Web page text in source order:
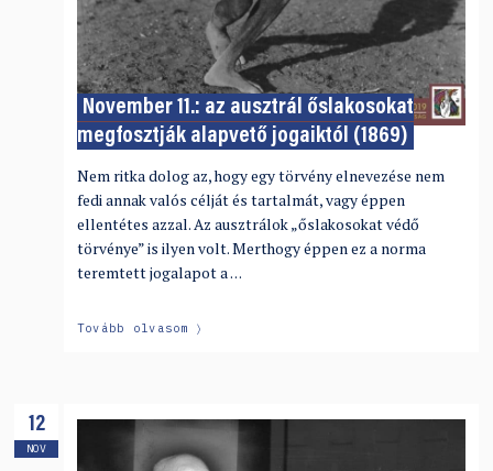
November 11.: az ausztrál őslakosokat
megfosztják alapvető jogaiktól (1869)
Nem ritka dolog az, hogy egy törvény elnevezése nem
fedi annak valós célját és tartalmát, vagy éppen
ellentétes azzal. Az ausztrálok „őslakosokat védő
törvénye” is ilyen volt. Merthogy éppen ez a norma
teremtett jogalapot a …
Tovább olvasom
12
NOV